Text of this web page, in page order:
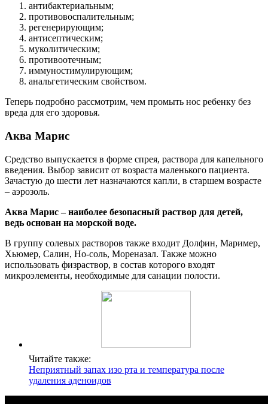
антибактериальным;
противовоспалительным;
регенерирующим;
антисептическим;
муколитическим;
противоотечным;
иммуностимулирующим;
анальгетическим свойством.
Теперь подробно рассмотрим, чем промыть нос ребенку без
вреда для его здоровья.
Аква Марис
Средство выпускается в форме спрея, раствора для капельного
введения. Выбор зависит от возраста маленького пациента.
Зачастую до шести лет назначаются капли, в старшем возрасте
– аэрозоль.
Аква Марис – наиболее безопасный раствор для детей,
ведь основан на морской воде.
В группу солевых растворов также входит Долфин, Маример,
Хьюмер, Салин, Но-соль, Мореназал. Также можно
использовать физраствор, в состав которого входят
микроэлементы, необходимые для санации полости.
Читайте также:
Неприятный запах изо рта и температура после
удаления аденоидов